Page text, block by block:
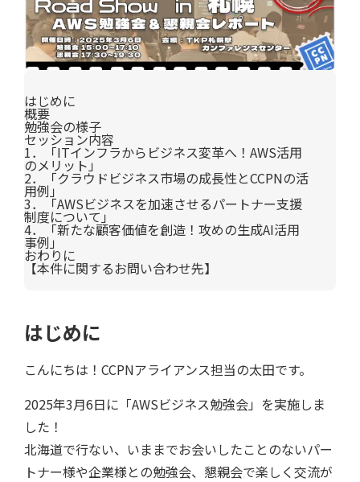
はじめに
概要
勉強会の様子
セッション内容
1．「ITインフラからビジネス変革へ！AWS活用
のメリット」
2．「クラウドビジネス市場の成長性とCCPNの活
用例」
3．「AWSビジネスを加速させるパートナー支援
制度について」
4．「新たな顧客価値を創造！攻めの生成AI活用
事例」
おわりに
【本件に関するお問い合わせ先】
はじめに
こんにちは！CCPNアライアンス担当の太田です。
2025年3月6日に「AWSビジネス勉強会」を実施しま
した！
北海道で行ない、いままでお会いしたことのないパー
トナー様や企業様との勉強会、懇親会で楽しく交流が